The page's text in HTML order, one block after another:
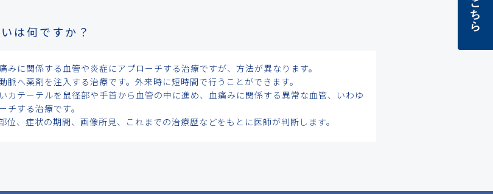
は何ですか？
みに関係する血管や炎症にアプローチする治療ですが、方法が異なります。
脈へ薬剤を注入する治療です。外来時に短時間で行うことができます。
カテーテルを鼠径部や手首から血管の中に進め、血痛みに関係する異常な血管、いわゆ
チする治療です。
位、症状の期間、画像所見、これまでの治療歴などをもとに医師が判断します。